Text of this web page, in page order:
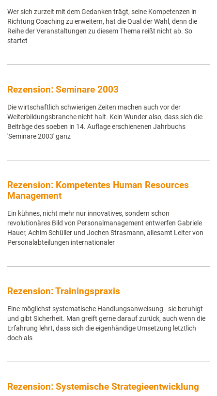
Wer sich zurzeit mit dem Gedanken trägt, seine Kompetenzen in
Richtung Coaching zu erweitern, hat die Qual der Wahl, denn die
Reihe der Veranstaltungen zu diesem Thema reißt nicht ab. So
startet
Rezension: Seminare 2003
Die wirtschaftlich schwierigen Zeiten machen auch vor der
Weiterbildungsbranche nicht halt. Kein Wunder also, dass sich die
Beiträge des soeben in 14. Auflage erschienenen Jahrbuchs
'Seminare 2003' ganz
Rezension: Kompetentes Human Resources
Management
Ein kühnes, nicht mehr nur innovatives, sondern schon
revolutionäres Bild von Personalmanagement entwerfen Gabriele
Hauer, Achim Schüller und Jochen Strasmann, allesamt Leiter von
Personalabteilungen internationaler
Rezension: Trainingspraxis
Eine möglichst systematische Handlungsanweisung - sie beruhigt
und gibt Sicherheit. Man greift gerne darauf zurück, auch wenn die
Erfahrung lehrt, dass sich die eigenhändige Umsetzung letztlich
doch als
Rezension: Systemische Strategieentwicklung